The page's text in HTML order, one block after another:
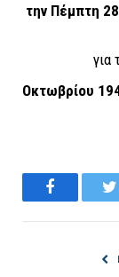
την Πέμπτη
για τον
Οκτωβρίου
Facebook